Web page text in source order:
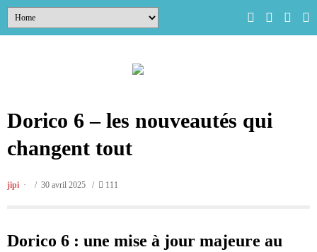
Dorico 6 – les nouveautés qui
changent tout
jipi / 30 avril 2025 / 111
Dorico 6 : une mise à jour majeure au